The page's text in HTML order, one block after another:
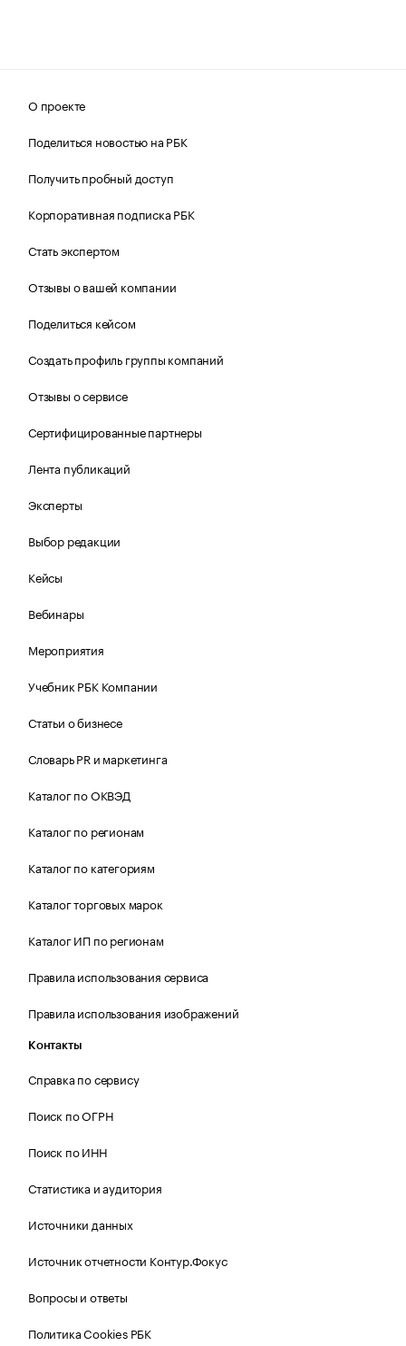
О проекте
Поделиться новостью на РБК
Получить пробный доступ
Корпоративная подписка РБК
Стать экспертом
Отзывы о вашей компании
Поделиться кейсом
Создать профиль группы компаний
Отзывы о сервисе
Сертифицированные партнеры
Лента публикаций
Эксперты
Выбор редакции
Кейсы
Вебинары
Мероприятия
Учебник РБК Компании
Статьи о бизнесе
Словарь PR и маркетинга
Каталог по ОКВЭД
Каталог по регионам
Каталог по категориям
Каталог торговых марок
Каталог ИП по регионам
Правила использования сервиса
Правила использования изображений
Контакты
Справка по сервису
Поиск по ОГРН
Поиск по ИНН
Статистика и аудитория
Источники данных
Источник отчетности Контур.Фокус
Вопросы и ответы
Политика Cookies РБК